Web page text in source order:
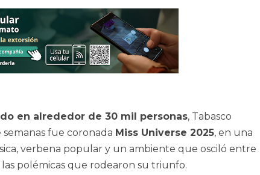
en alrededor de 30 mil personas, Tabasco
fue coronada Miss Universe 2025, en una
verbena popular y un ambiente que osciló entre
polémicas que rodearon su triunfo.